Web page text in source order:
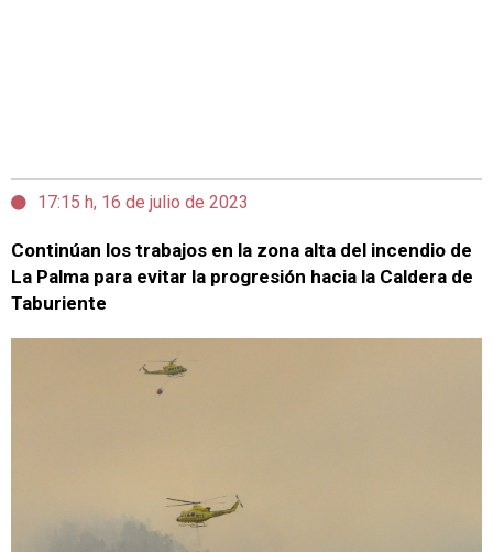
17:15 h, 16 de julio de 2023
Continúan los trabajos en la zona alta del incendio de
La Palma para evitar la progresión hacia la Caldera de
Taburiente